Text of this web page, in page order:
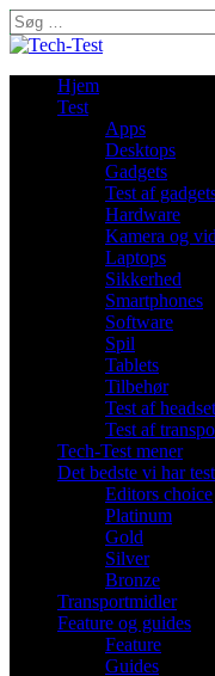
Søg
efter:
Hjem
Test
Apps
Desktops
Gadgets
Test af
Hardware
Kamera og
Laptops
Sikkerhed
Smartphones
Software
Spil
Tablets
Tilbehør
Test af
Test af
Tech-Test mener
Det bedste vi har
Editors choice
Platinum
Gold
Silver
Bronze
Transportmidler
Feature og guides
Feature
Guides